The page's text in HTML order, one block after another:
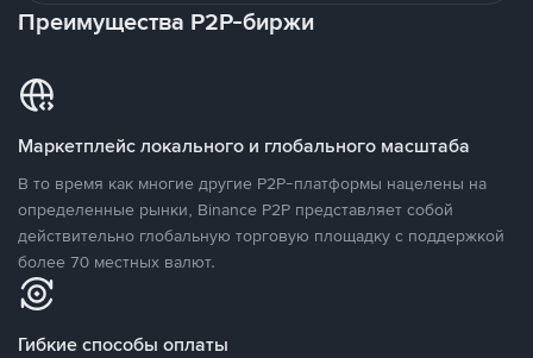
Преимущества P2P-биржи
Маркетплейс локального и глобального масштаба
В то время как многие другие P2P-платформы нацелены на
определенные рынки, Binance P2P представляет собой
действительно глобальную торговую площадку с поддержкой
более 70 местных валют.
Гибкие способы оплаты